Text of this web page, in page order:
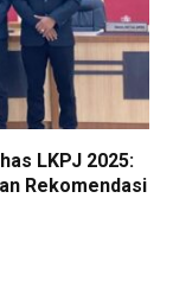
LKPJ 2025:
Rekomendasi